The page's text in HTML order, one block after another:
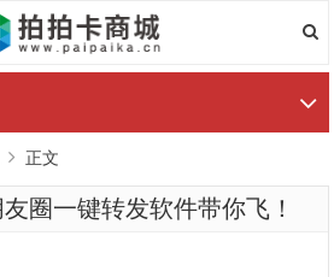
正文
圈一键转发软件带你飞！